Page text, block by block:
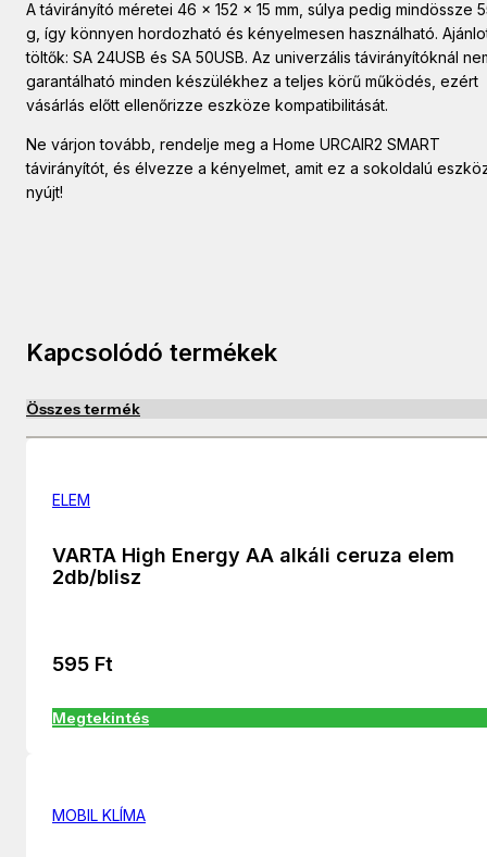
A távirányító méretei 46 x 152 x 15 mm, súlya pedig mindössze
g, így könnyen hordozható és kényelmesen használható.
töltők: SA 24USB és SA 50USB. Az univerzális távirányítóknál
garantálható minden készülékhez a teljes körű működés, ezért
vásárlás előtt ellenőrizze eszköze kompatibilitását.
Ne várjon tovább, rendelje meg a Home URCAIR2 SMART
távirányítót, és élvezze a kényelmet, amit ez a sokoldalú
nyújt!
Kapcsolódó termékek
Összes termék
ELEM
VARTA High Energy AA alkáli ceruza elem
2db/blisz
595 Ft
Megtekintés
MOBIL KLÍMA